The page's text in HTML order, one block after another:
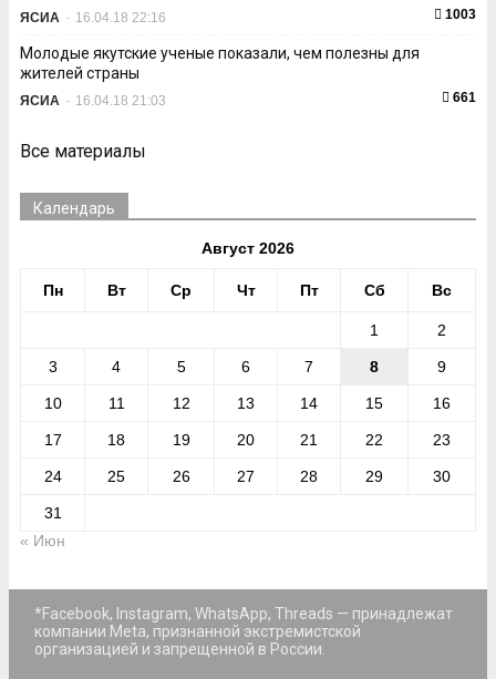
ЯСИА - 16.04.18 22:16 1003
Молодые якутские ученые показали, чем полезны для
жителей страны
ЯСИА - 16.04.18 21:03 661
Все материалы
Календарь
Август 2026
Пн Вт Ср Чт Пт Сб Вс
1 2
3 4 5 6 7 8 9
10 11 12 13 14 15 16
17 18 19 20 21 22 23
24 25 26 27 28 29 30
31
« Июн
*Facebook, Instagram, WhatsApp, Threads — принадлежат
компании Meta, признанной экстремистской
организацией и запрещенной в России.